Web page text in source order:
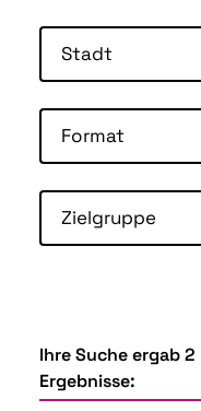
Stadt
Format
Zielgruppe
Ihre Suche ergab 2
Ergebnisse: